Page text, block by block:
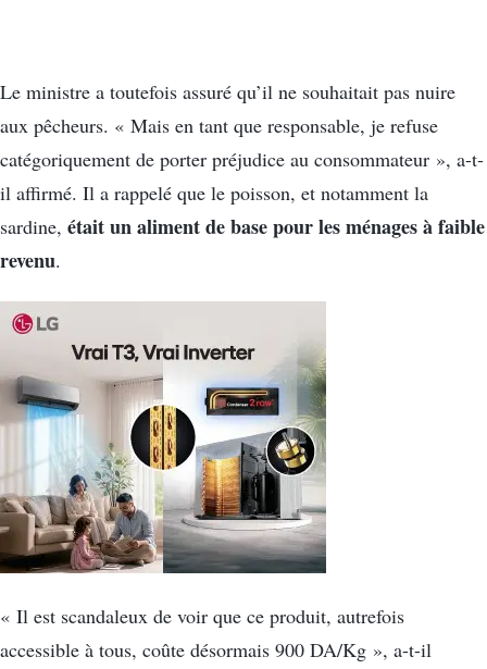
Le ministre a toutefois assuré qu’il ne souhaitait pas nuire
aux pêcheurs. « Mais en tant que responsable, je refuse
catégoriquement de porter préjudice au consommateur », a-t-
il affirmé. Il a rappelé que le poisson, et notamment la
sardine, était un aliment de base pour les ménages à faible
revenu.
« Il est scandaleux de voir que ce produit, autrefois
accessible à tous, coûte désormais 900 DA/Kg », a-t-il